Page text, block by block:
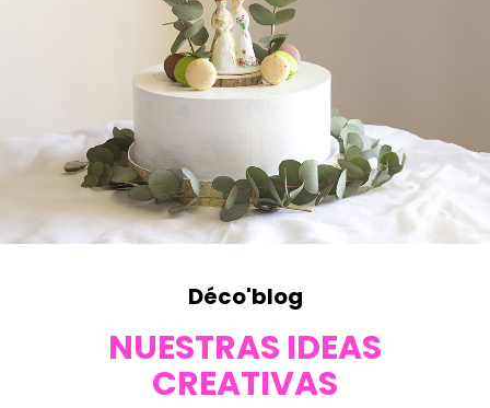
Déco'blog
NUESTRAS IDEAS
CREATIVAS